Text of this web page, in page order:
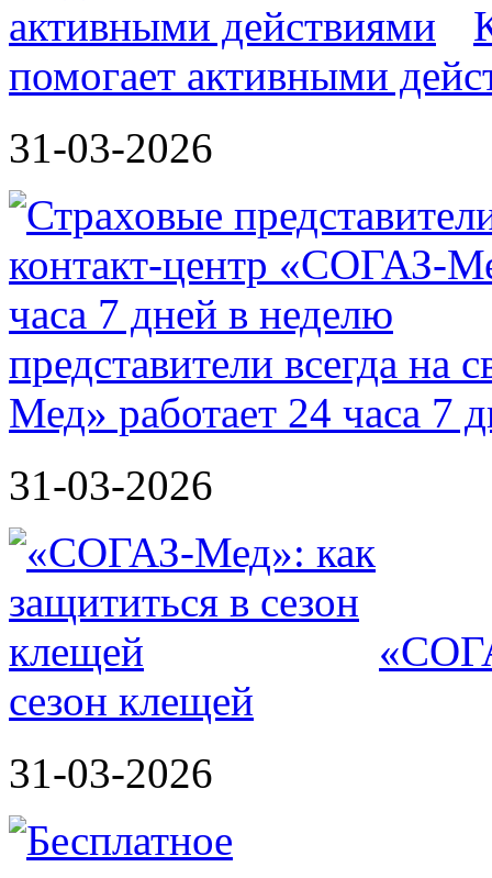
помогает активными
31-03-2026
представители всегда на
Мед» работает 24 часа 7
31-03-2026
сезон клещей
31-03-2026